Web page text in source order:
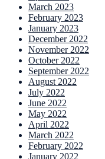
March 2023
February 2023
January 2023
December 2022
November 2022
October 2022
September 2022
August 2022
July 2022
June 2022
May 2022
April 2022
March 2022
February 2022
January 2022